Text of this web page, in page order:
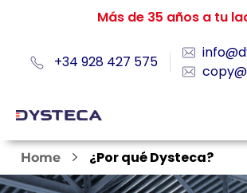
Más de 35 años a tu
+34 928 427 575
Home ¿Por qué Dysteca?